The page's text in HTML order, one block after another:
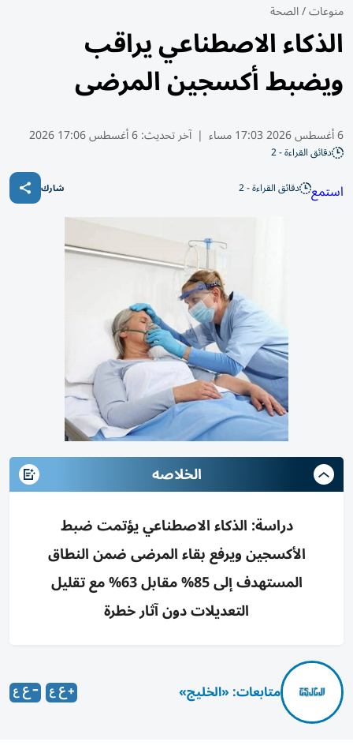
منوعات/الصحة
الذكاء الاصطناعي يراقب
ويضبط أكسجين المرضى
6 أغسطس 2026 17:03 مساء | آخر تحديث:6 أغسطس 17:06 2026
دقائق القراءة - 2
استمع دقائق القراءة - 2 شارك
الخلاصه
دراسة: الذكاء الاصطناعي يؤتمت ضبط
الأكسجين ويرفع بقاء المرضى ضمن النطاق
المستهدف إلى 85% مقابل 63% مع تقليل
التعديلات دون آثار خطرة
متابعات: «الخليج»